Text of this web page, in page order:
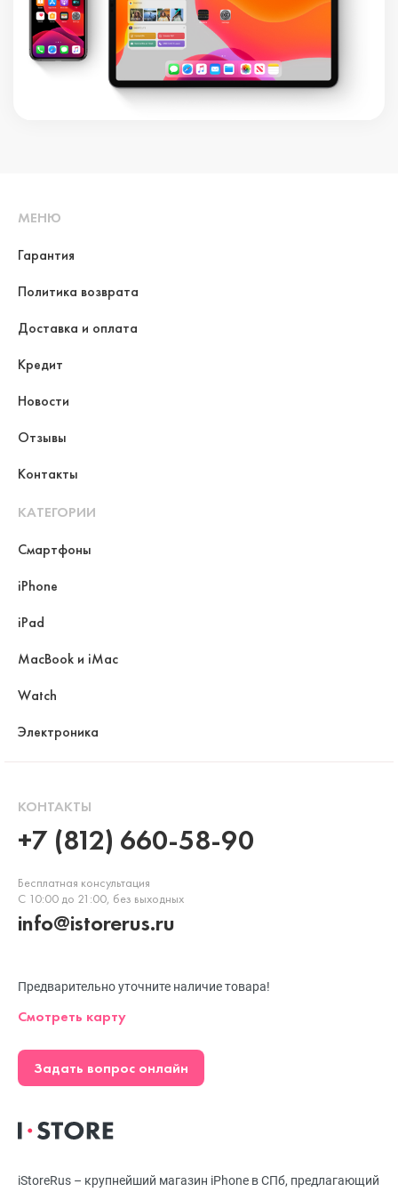
iStoreRus – крупнейший магазин iPhone в СПб, предлагающий
МЕНЮ
Гарантия
Политика возврата
Доставка и оплата
Кредит
Новости
Отзывы
Контакты
КАТЕГОРИИ
Смартфоны
iPhone
iPad
MacBook и iMac
Watch
Электроника
КОНТАКТЫ
+7 (812) 660-58-90
Бесплатная консультация
С 10:00 до 21:00, без выходных
info@istorerus.ru
Предварительно уточните наличие товара!
Смотреть карту
Задать вопрос онлайн